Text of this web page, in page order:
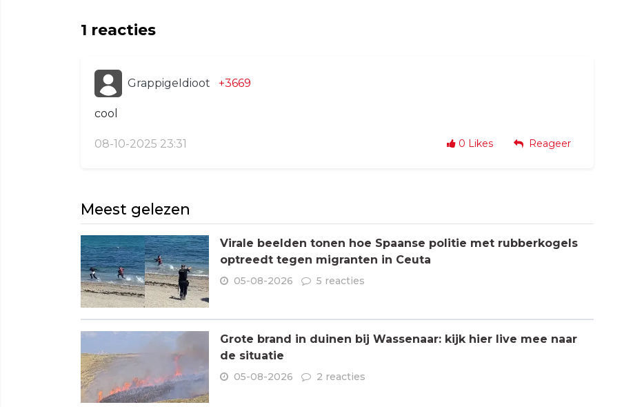
1 reacties
GrappigeIdioot +3669
cool
08-10-2025 23:31 0 Likes Reageer
Meest gelezen
Virale beelden tonen hoe Spaanse politie met rubberkogels
optreedt tegen migranten in Ceuta
05-08-2026 5 reacties
Grote brand in duinen bij Wassenaar: kijk hier live mee naar
de situatie
05-08-2026 2 reacties